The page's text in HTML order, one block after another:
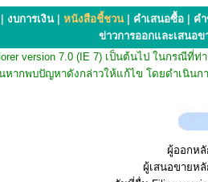
งบการเงิน หนังสือชี้ชวน คำเสนอซื้อ
ค
ข่าวการออกและเสนอข
version 7.0 (IE 7) เป็นต้นไป ในกรณี
ากพบปัญหาดังกล่าวให้แก้ไข โดยดำเนินก
ผู้ออกห
ผู้เสนอขายห